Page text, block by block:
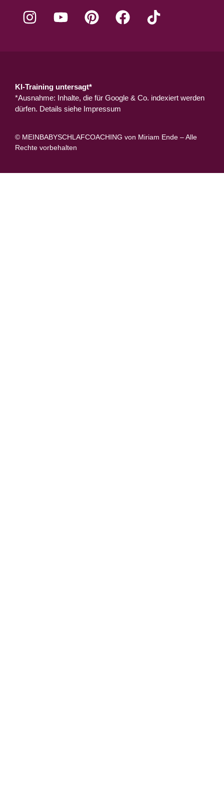
KI-Training untersagt*
*Ausnahme: Inhalte, die für Google & Co. indexiert werden
dürfen. Details siehe Impressum
© MEINBABYSCHLAFCOACHING von Miriam Ende – Alle
Rechte vorbehalten